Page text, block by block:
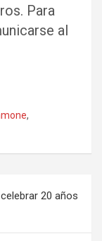
Para
al
,
20 años